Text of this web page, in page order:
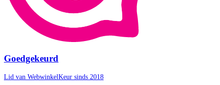
Goedgekeurd
Lid van WebwinkelKeur sinds 2018